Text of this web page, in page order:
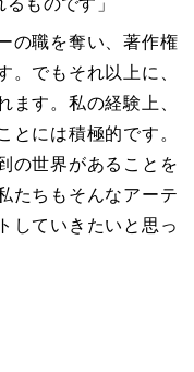
ものです」
の職を奪い、著作権
。でもそれ以上に、
ます。私の経験上、
とには積極的です。
の世界があることを
たちもそんなアーテ
していきたいと思っ